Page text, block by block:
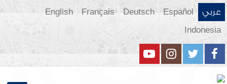
عربي Español
Deutsch
Français
English
Indonesia